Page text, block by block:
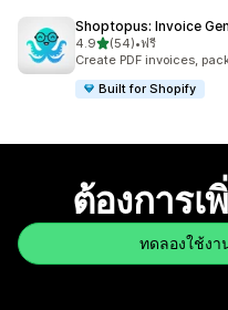
Shoptopus: Invoice
4.9เต็ม 5 ดาว
(54)
ทั้งหมด 54 รีวิว
•ฟรี
Create PDF invoices,
Built for Shopify
ต้องการ
ทดลองใช้ง